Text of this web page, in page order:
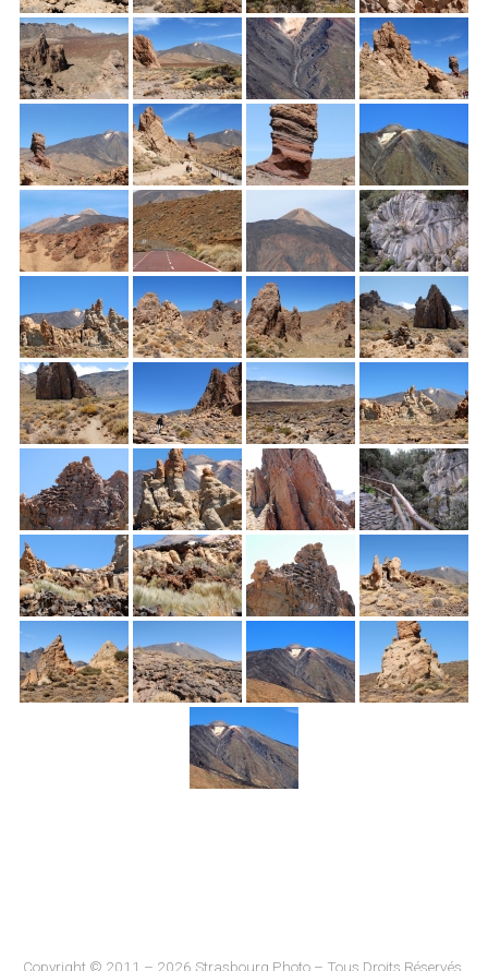
Copyright © 2011 – 2026 Strasbourg Photo – Tous Droits Réservés.